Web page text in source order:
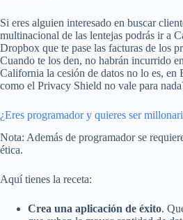
Si eres alguien interesado en buscar
multinacional de las lentejas podrás ir a
Dropbox que te pase las facturas de los
Cuando te los den, no habrán incurrido
California la cesión de datos no lo es, en
como el Privacy Shield no vale para
¿Eres programador y quieres ser
Nota: Además de programador se
ética.
Aquí tienes la receta:
Crea una aplicación de éxito.